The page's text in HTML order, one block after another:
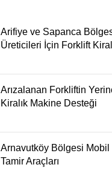
Arifiye ve Sapanca
Üreticileri İçin Forklift
Arızalanan Forkliftin
Kiralık Makine Desteği
Arnavutköy Bölgesi Mobil
Tamir Araçları